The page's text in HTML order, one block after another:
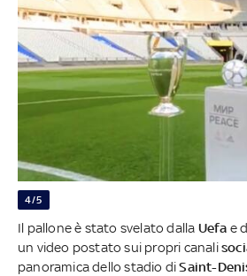
4/5
Il pallone è stato svelato dalla Uefa e
un video postato sui propri canali
panoramica dello stadio diSaint-